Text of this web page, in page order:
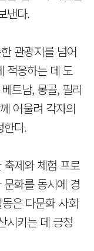
낸다.
관광지를 넘어
적응하는 데 도
트남, 몽골, 필리
어울려 각자의
한다.
제와 체험 프로
화를 동시에 경
은 다문화 사회
시키는 데 긍정